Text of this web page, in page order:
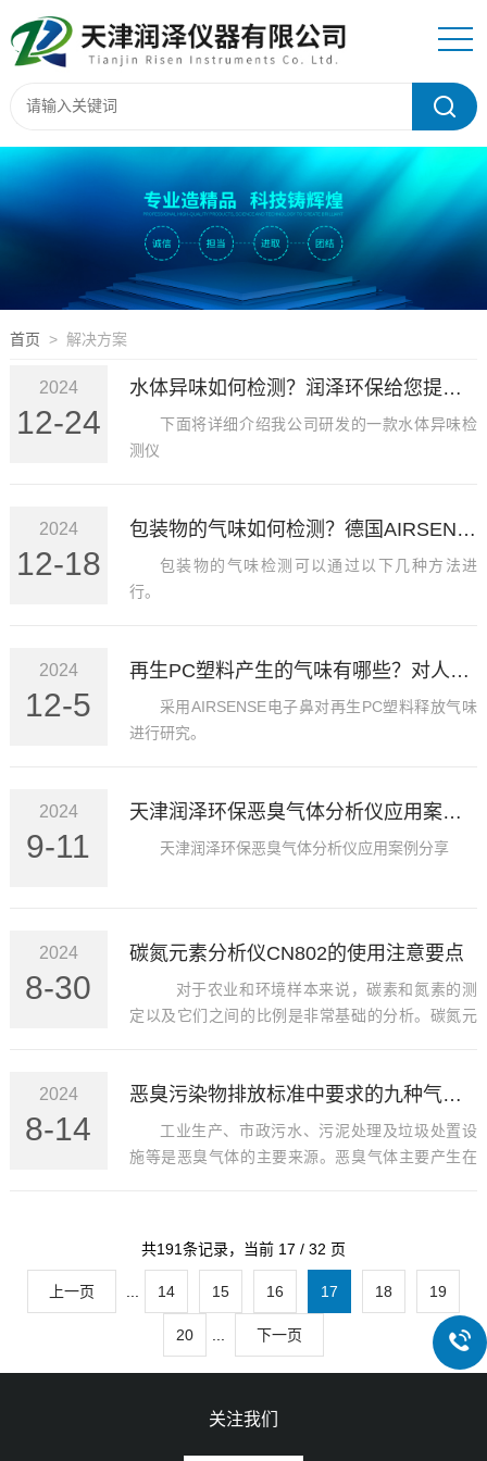
首页 > 解决方案
2024
12-24
水体异味如何检测？润泽环保给您提供专业的解决方案
下面将详细介绍我公司研发的一款水体异味检
测仪
2024
12-18
包装物的气味如何检测？德国AIRSENSE电子鼻专业检测包装物气味
包装物的气味检测可以通过以下几种方法进
行‌。
2024
12-5
再生PC塑料产生的气味有哪些？对人体有没有危害？如何快速检测？
采用AIRSENSE电子鼻对再生PC塑料释放气味
进行研究。
2024
9-11
天津润泽环保恶臭气体分析仪应用案例分享
天津润泽环保恶臭气体分析仪应用案例分享
2024
8-30
碳氮元素分析仪CN802的使用注意要点
对于农业和环境样本来说，碳素和氮素的测
定以及它们之间的比例是非常基础的分析。碳氮元
一个样品的测定。适用于固体、液体等多种类型的
样品，包括土壤、植物、肥料、食品、水体等。
2024
8-14
恶臭污染物排放标准中要求的九种气体，您知道多少？
工业生产、市政污水、污泥处理及垃圾处置设
施等是恶臭气体的主要来源。恶臭气体主要产生在
填埋、焚烧、转运等处，以及化学制药、橡胶塑
料、油漆涂料、印染皮革、牲畜养殖和发酵制药等
相应的产生源处。
共191条记录，当前 17 / 32 页
上一页 14 15 16 17 18 19
20 下一页
关注我们